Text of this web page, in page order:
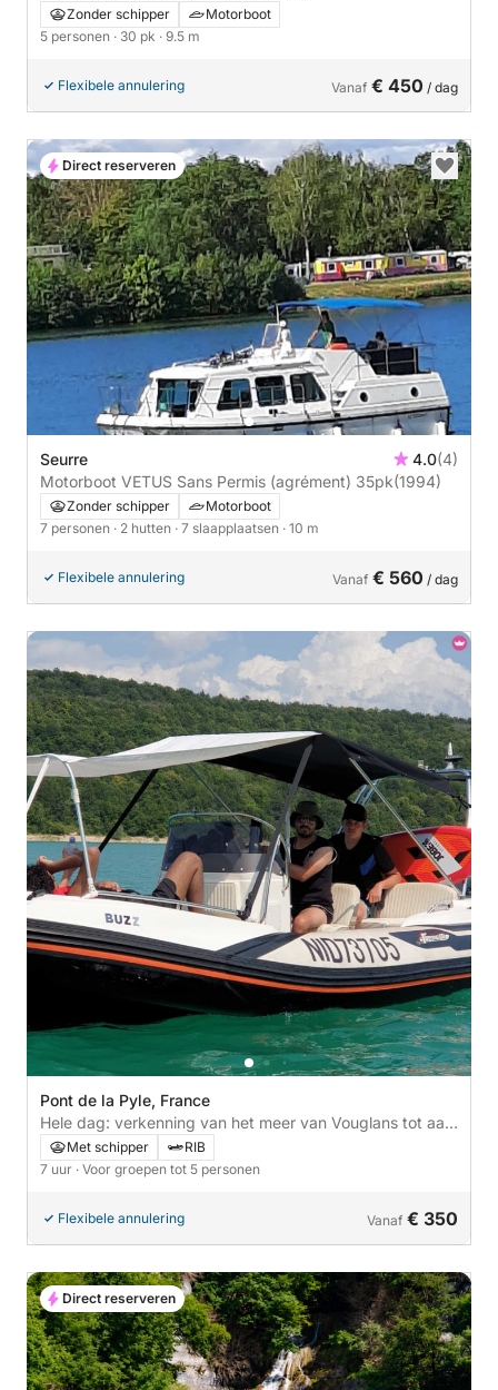
Zonder schipper
Motorboot
5 personen · 30 pk · 9.5 m
Flexibele annulering Vanaf € 450 / dag
Seurre 4.0(4)
Motorboot VETUS Sans Permis (agrément) 35pk(1994)
Zonder schipper
Motorboot
7 personen · 2 hutten · 7 slaapplaatsen · 10 m
Flexibele annulering Vanaf € 560 / dag
Direct reserveren
Pont de la Pyle, France
Hele dag: verkenning van het meer van Vouglans tot aan
de dam
Met schipper
RIB
7 uur · Voor groepen tot 5 personen
Flexibele annulering Vanaf € 350
Direct reserveren